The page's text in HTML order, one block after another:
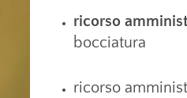
ricorso
bocciatura
ricorso